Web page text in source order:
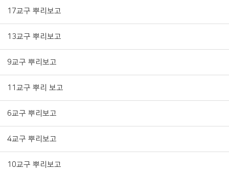
17교구 뿌리보고
13교구 뿌리보고
9교구 뿌리보고
11교구 뿌리 보고
6교구 뿌리보고
4교구 뿌리보고
10교구 뿌리보고